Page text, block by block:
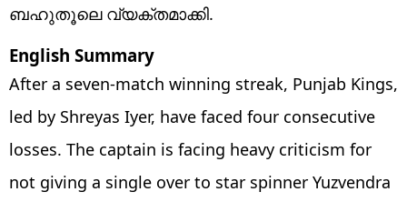
ബഹുതൂലെ വ്യക്തമാക്കി.
English Summary
After a seven-match winning streak, Punjab Kings,
led by Shreyas Iyer, have faced four consecutive
losses. The captain is facing heavy criticism for
not giving a single over to star spinner Yuzvendra